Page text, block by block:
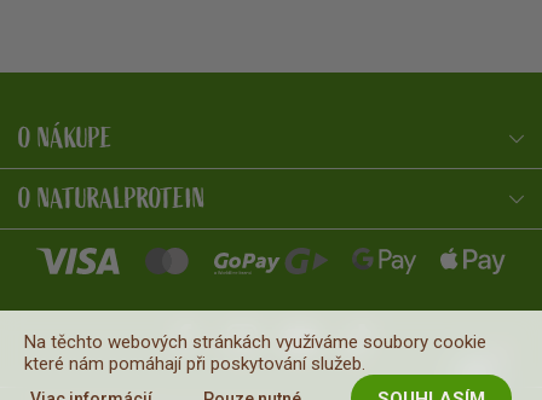
O NÁKUPE
O NATURALPROTEIN
Na těchto webových stránkách využíváme soubory cookie
které nám pomáhají při poskytování služeb.
NaturalProtein Poradca